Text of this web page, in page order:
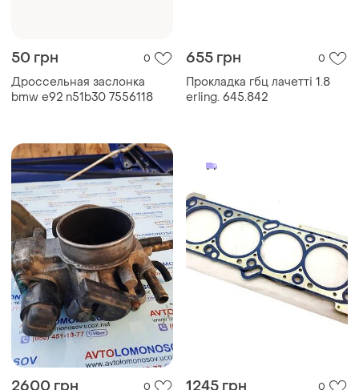
50 грн 0
Дроссельная заслонка
bmw e92 n51b30 7556118
655 грн 0
Прокладка гбц лачетті 1.8
erling. 645.842
2600 грн 0 1245 грн 0